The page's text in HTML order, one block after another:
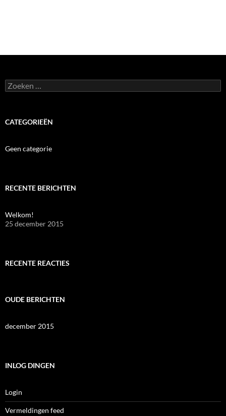
Zoeken
naar:
CATEGORIEËN
Geen categorie
RECENTE BERICHTEN
Welkom!
25 december 2015
RECENTE REACTIES
OUDE BERICHTEN
december 2015
INLOG DINGEN
Login
Vermeldingen feed